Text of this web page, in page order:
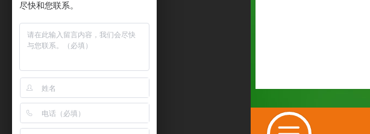
尽快和您联系。